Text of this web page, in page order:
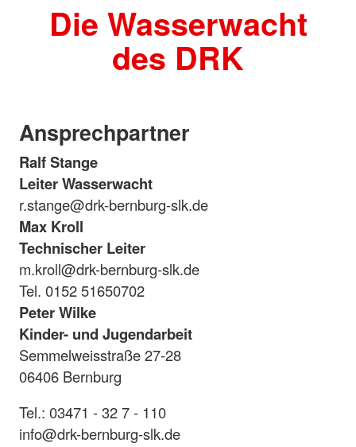
Die Wasserwacht
des DRK
Ansprechpartner
Ralf Stange
Leiter Wasserwacht
r.stange@drk-bernburg-slk.de
Max Kroll
Technischer Leiter
m.kroll@drk-bernburg-slk.de
Tel. 0152 51650702
Peter Wilke
Kinder- und Jugendarbeit
Semmelweisstraße 27-28
06406 Bernburg
Tel.: 03471 - 32 7 - 110
info@drk-bernburg-slk.de